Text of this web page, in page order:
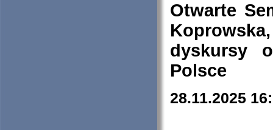
Otwarte
dyskursy
Polsce
28.11.2025